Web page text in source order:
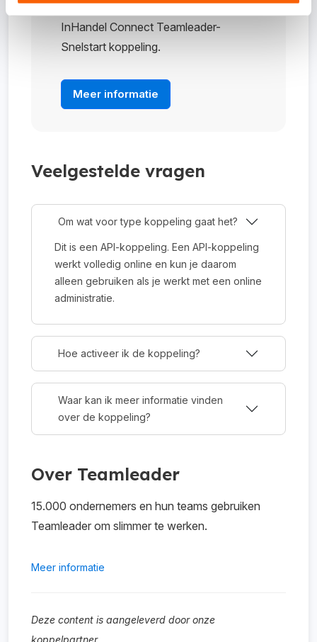
hieronder meer informatie over de
InHandel Connect Teamleader-
Snelstart koppeling.
Meer informatie
Veelgestelde vragen
Om wat voor type koppeling gaat het?
Dit is een API-koppeling. Een API-koppeling
werkt volledig online en kun je daarom
alleen gebruiken als je werkt met een online
administratie.
Hoe activeer ik de koppeling?
Waar kan ik meer informatie vinden
over de koppeling?
Over Teamleader
15.000 ondernemers en hun teams gebruiken
Teamleader om slimmer te werken.
Meer informatie
Deze content is aangeleverd door onze
koppelpartner.